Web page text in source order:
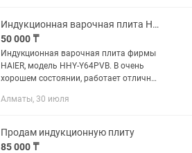
Индукционная варочная плита HAIER
50 000 ₸
Индукционная варочная плита фирмы
HAIER, модель HHY-Y64PVB. В очень
хорошем состоянии, работает отлично.
нижнем углу, но не влияет на
Алматы, 30 июля
Продам индукционную плиту
85 000 ₸